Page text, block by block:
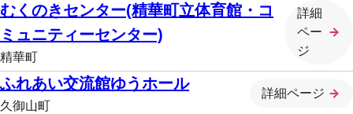
むくのきセンター(精華町立体育館・コ
ミュニティーセンター)
精華町
詳細
ペー
ジ
ふれあい交流館ゆうホール
久御山町
詳細ページ